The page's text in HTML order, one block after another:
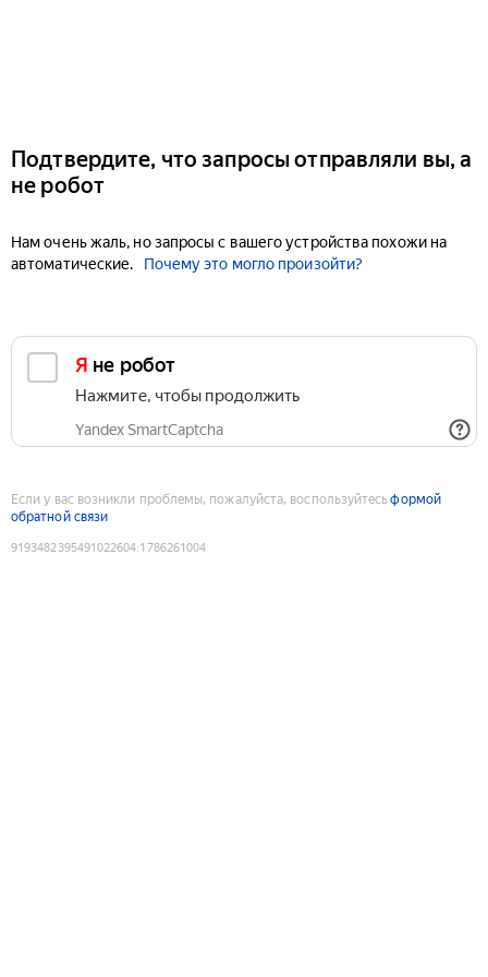
Подтвердите, что запросы отправляли вы, а
не робот
Нам очень жаль, но запросы с вашего устройства похожи на
автоматические.
Почему это могло произойти?
Я не робот
Нажмите, чтобы продолжить
Yandex SmartCaptcha
Если у вас возникли проблемы, пожалуйста, воспользуйтесьформой
обратной связи
9193482395491022604:1786261004